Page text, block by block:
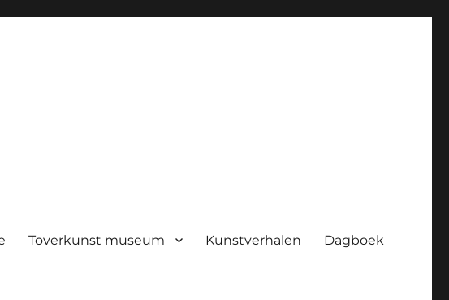
Toverkunst museum Kunstverhalen Dagboek